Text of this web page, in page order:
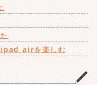
ipad airを楽しむ